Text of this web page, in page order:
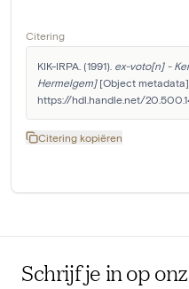
Citering
KIK-IRPA. (1991). ex-voto[n] -
Hermelgem] [Object metadata].
https://hdl.handle.net/
Citering kopiëren
Schrijf je in op